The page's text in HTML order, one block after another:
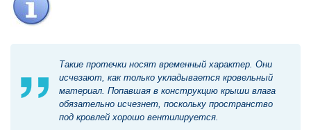
Такие протечки носят временный характер. Они
исчезают, как только укладывается кровельный
материал. Попавшая в конструкцию крыши влага
обязательно исчезнет, поскольку пространство
под кровлей хорошо вентилируется.